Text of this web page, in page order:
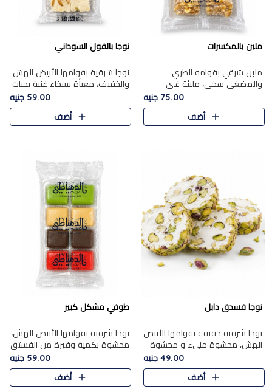
ملبن بالمكسرات
ملبن شرقي بقوامه الطري
والمضغي سخي، مليئة غني
بتشكيلة فاخرة من المكسرات
مشكلة المختارة التي تقدم تضيف
قرمشة مميزة مرضية ونكهة
75.00 جنيه
أضف
نوجا بالفول السوداني
نوجا شرقية بقوامها الأبيض الهش
والخفيف، معبأة بسخاء غنية بحبات
الفول السوداني المحمص التي
يقدم تضيف قرمشة مميزة مرضية
وتوازنًا رائعًا مع حلا..
59.00 جنيه
أضف
نوجا فسدق دابل
نوجا شرقية خفيفة بقوامها الأبيض
الهش، محشوة مليء و محشوة
بـكمية وفيرة من الفستق الفاخر
لتمنحك نكهة مكسرات غنية
وقرمشة مميزة في كل قطعة و
49.00 جنيه
أضف
طوفي مشكل كبير
نوجا شرقية بقوامها الأبيض الهش،
محشوة بكمية وفيرة من الفستق
الفاخر لتمنحك نكهة غنية وقرمشة
مميزة في كل قطعة، لتجربة تجمع
بين الفخامة والمذاق..
59.00 جنيه
أضف